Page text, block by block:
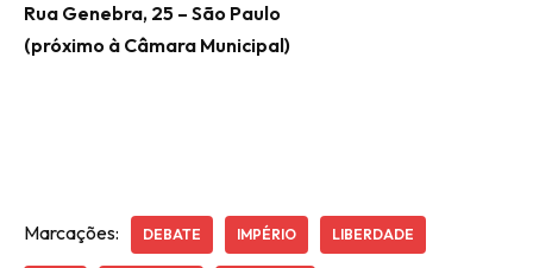
Rua Genebra, 25 – São Paulo
(próximo à Câmara Municipal)
Marcações: DEBATE IMPÉRIO LIBERDADE